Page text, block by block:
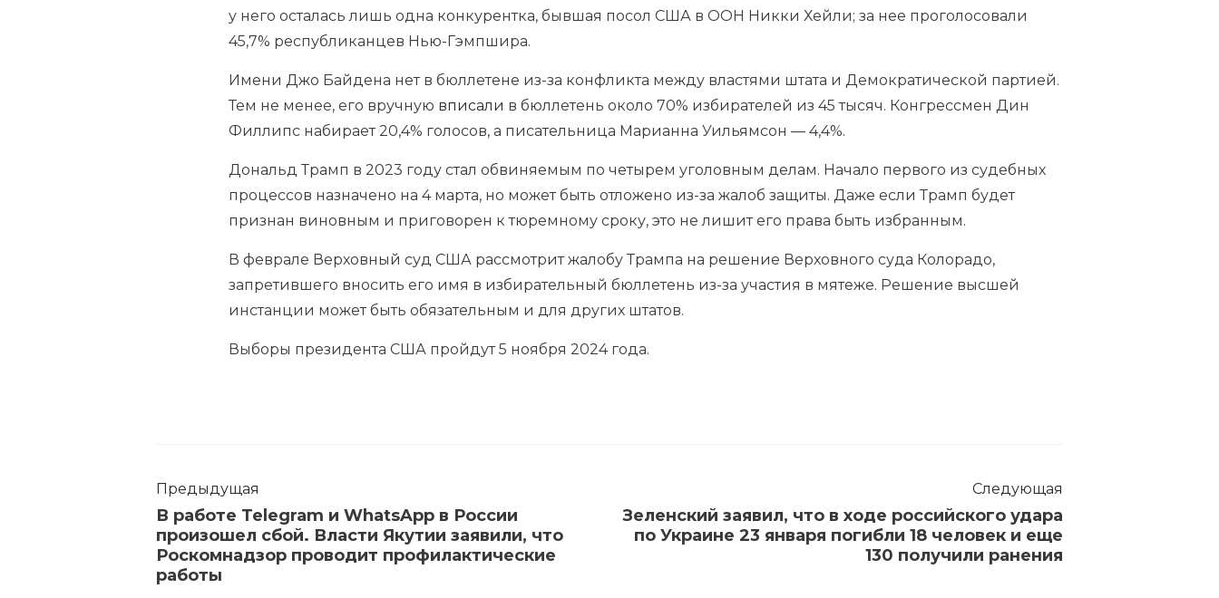
у него осталась лишь одна конкурентка, бывшая посол США в ООН Никки Хейли; за нее проголосовали
45,7% республиканцев Нью-Гэмпшира.
Имени Джо Байдена нет в бюллетене из-за конфликта между властями штата и Демократической партией.
Тем не менее, его вручную вписали в бюллетень около 70% избирателей из 45 тысяч. Конгрессмен Дин
Филлипс набирает 20,4% голосов, а писательница Марианна Уильямсон — 4,4%.
Дональд Трамп в 2023 году стал обвиняемым по четырем уголовным делам. Начало первого из судебных
процессов назначено на 4 марта, но может быть отложено из-за жалоб защиты. Даже если Трамп будет
признан виновным и приговорен к тюремному сроку, это не лишит его права быть избранным.
В феврале Верховный суд США рассмотрит жалобу Трампа на решение Верховного суда Колорадо,
запретившего вносить его имя в избирательный бюллетень из-за участия в мятеже. Решение высшей
инстанции может быть обязательным и для других штатов.
Выборы президента США пройдут 5 ноября 2024 года.
Предыдущая
В работе Telegram и WhatsApp в России
произошел сбой. Власти Якутии заявили, что
Роскомнадзор проводит профилактические
работы
Следующая
Зеленский заявил, что в ходе российского удара
по Украине 23 января погибли 18 человек и еще
130 получили ранения